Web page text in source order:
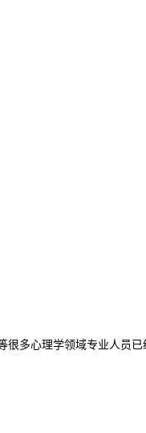
很多心理学领域专业人员已